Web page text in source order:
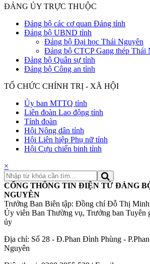
ĐẢNG ỦY TRỰC THUỘC
Đảng bộ các cơ quan Đảng tỉnh
Đảng bộ UBND tỉnh
Đảng bộ Đại học Thái Nguyên
Đảng bộ CTCP Gang thép Thái
Đảng bộ Quân sự tỉnh
Đảng bộ Công an tỉnh
TỔ CHỨC CHÍNH TRỊ - XÃ HỘI
Ủy ban MTTQ tỉnh
Liên đoàn Lao động tỉnh
Tỉnh đoàn
Hội Nông dân tỉnh
Hội Liên hiệp Phụ nữ tỉnh
Hội Cựu chiến binh tỉnh
×
CỔNG THÔNG TIN ĐIỆN TỬ ĐẢNG
NGUYÊN
Trưởng Ban Biên tập: Đồng chí Đỗ Thị
Ủy viên Ban Thường vụ, Trưởng ban Tuyên
ủy
Địa chỉ: Số 28 - Đ.Phan Đình Phùng -
Nguyên